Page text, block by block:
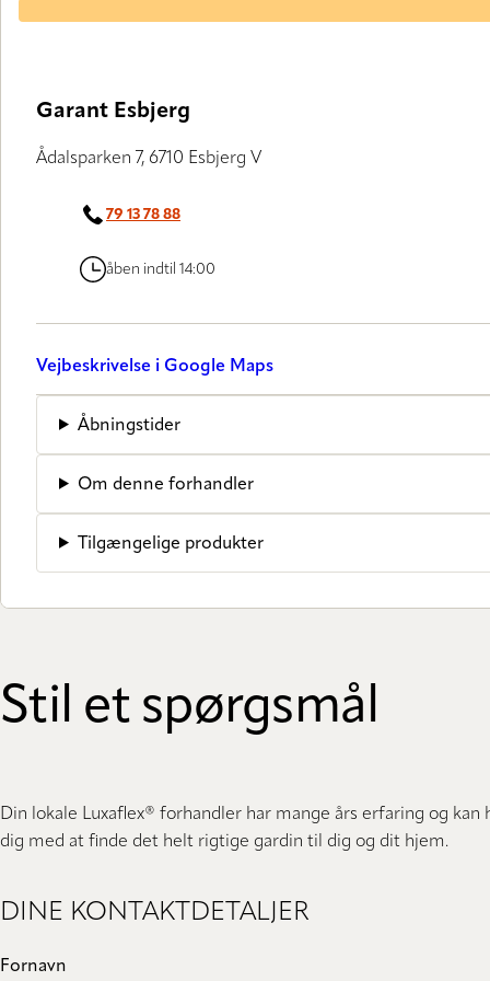
Garant Esbjerg
Ådalsparken 7, 6710 Esbjerg V
79 13 78 88
åben indtil 14:00
Vejbeskrivelse i Google Maps
Åbningstider
Om denne forhandler
Tilgængelige produkter
Stil et spørgsmål
Din lokale Luxaflex® forhandler har mange års erfaring og kan
dig med at finde det helt rigtige gardin til dig og dit hjem.
DINE KONTAKTDETALJER
Fornavn